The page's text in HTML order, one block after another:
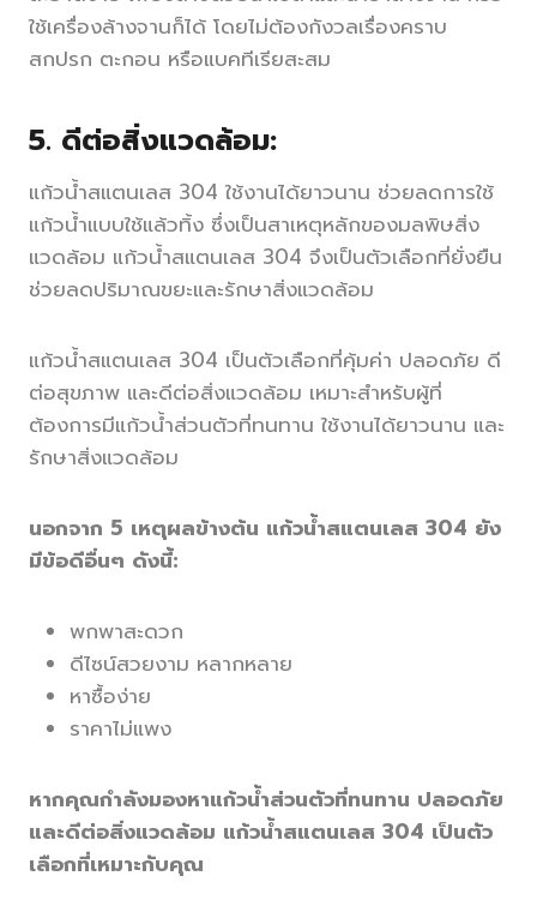
ใช้เครื่องล้างจานก็ได้ โดยไม่ต้องกังวลเรื่องคราบ
สกปรก ตะกอน หรือแบคทีเรียสะสม
5. ดีต่อสิ่งแวดล้อม:
แก้วน้ำสแตนเลส 304 ใช้งานได้ยาวนาน ช่วยลดการใช้
แก้วน้ำแบบใช้แล้วทิ้ง ซึ่งเป็นสาเหตุหลักของมลพิษสิ่ง
แวดล้อม แก้วน้ำสแตนเลส 304 จึงเป็นตัวเลือกที่ยั่งยืน
ช่วยลดปริมาณขยะและรักษาสิ่งแวดล้อม
แก้วน้ำสแตนเลส 304 เป็นตัวเลือกที่คุ้มค่า ปลอดภัย ดี
ต่อสุขภาพ และดีต่อสิ่งแวดล้อม เหมาะสำหรับผู้ที่
ต้องการมีแก้วน้ำส่วนตัวที่ทนทาน ใช้งานได้ยาวนาน และ
รักษาสิ่งแวดล้อม
นอกจาก 5 เหตุผลข้างต้น แก้วน้ำสแตนเลส 304 ยัง
มีข้อดีอื่นๆ ดังนี้:
พกพาสะดวก
ดีไซน์สวยงาม หลากหลาย
หาซื้อง่าย
ราคาไม่แพง
หากคุณกำลังมองหาแก้วน้ำส่วนตัวที่ทนทาน ปลอดภัย
และดีต่อสิ่งแวดล้อม แก้วน้ำสแตนเลส 304 เป็นตัว
เลือกที่เหมาะกับคุณ